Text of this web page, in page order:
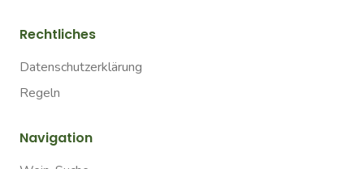
Rechtliches
Datenschutzerklärung
Regeln
Navigation